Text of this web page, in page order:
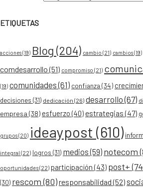
ETIQUETAS
acciones(19) Blog (204) cambio (21) cambios(19)
comdesarrollo(51) compromiso (21)
(19) comunidades(61) confianza (34)
decisiones (31) dedicación (26) desarrollo(67)
empresa (38) esfuerzo (40)estrategias(47)
grupos(20) ideaypost (610)
integral (22) logros (31) medios(59) notecom
oportunidades(22) participación (43) post+
(30) rescom(80)responsabilidad(52)